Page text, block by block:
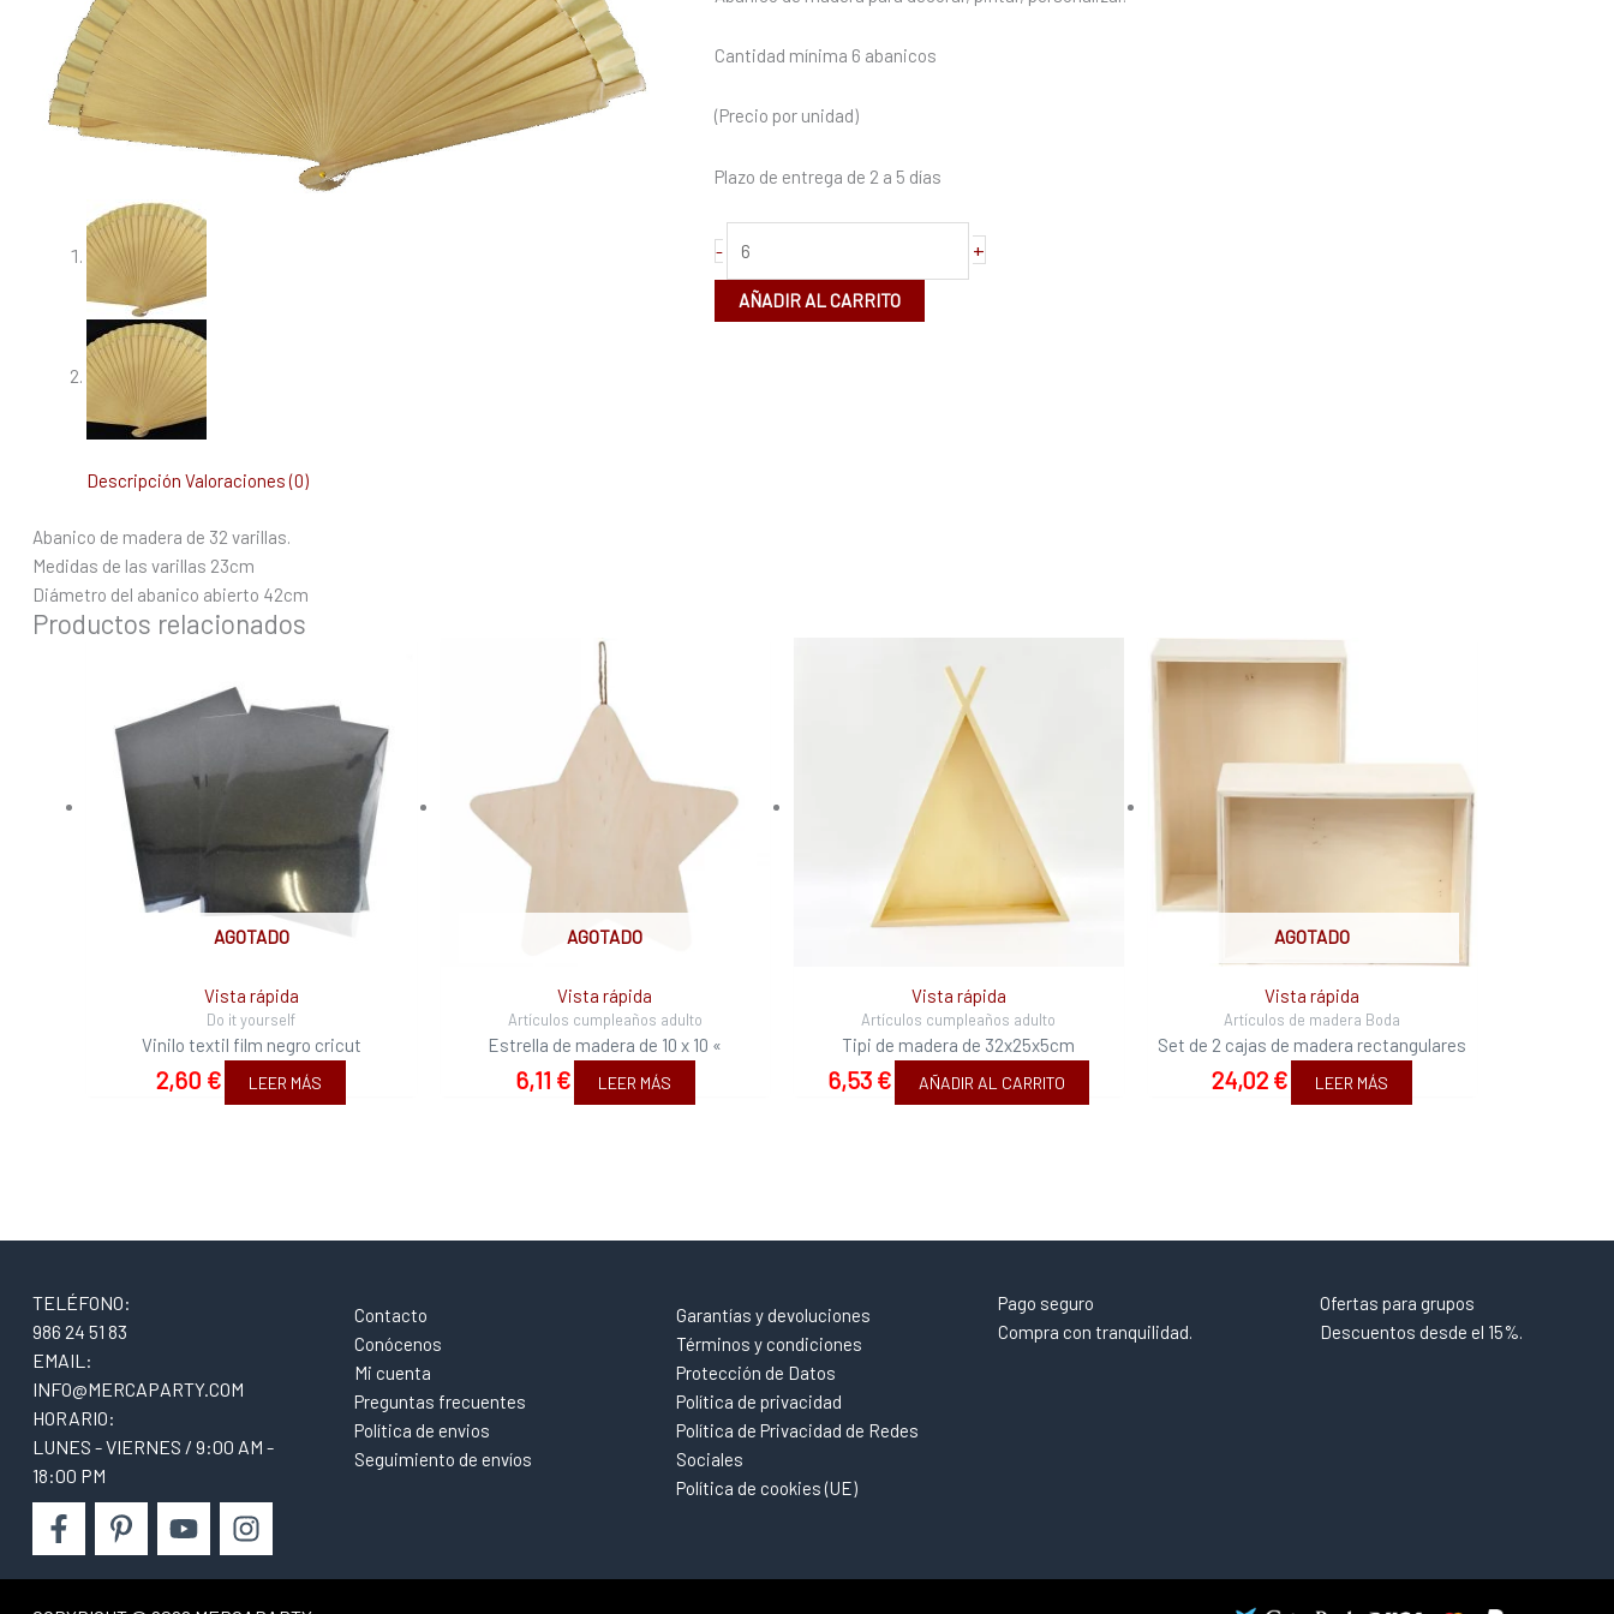
Cantidad mínima 6 abanicos
(Precio por unidad)
Plazo de entrega de 2 a 5 días
-
23cm
+
AÑADIR AL CARRITO
Descripción Valoraciones (0)
Abanico de madera de 32 varillas.
Medidas de las varillas 23cm
Diámetro del abanico abierto 42cm
Productos relacionados
AGOTADO
Vista rápida
Do it yourself
Vinilo textil film negro cricut
2,60 € LEER MÁS
AGOTADO
Vista rápida
Artículos cumpleaños adulto
Estrella de madera de 10 x 10 «
6,11 € LEER MÁS
Vista rápida
Artículos cumpleaños adulto
Tipi de madera de 32x25x5cm
6,53 € AÑADIR AL CARRITO
AGOTADO
Vista rápida
Artículos de madera Boda
Set de 2 cajas de madera rectangulares
24,02 € LEER MÁS
TELÉFONO:
986 24 51 83
EMAIL:
INFO@MERCAPARTY.COM
HORARIO:
LUNES - VIERNES / 9:00 AM -
18:00 PM
Contacto
Conócenos
Mi cuenta
Preguntas frecuentes
Política de envios
Seguimiento de envíos
Garantías y devoluciones
Términos y condiciones
Protección de Datos
Política de privacidad
Política de Privacidad de Redes
Sociales
Política de cookies (UE)
Pago seguro
Compra con tranquilidad.
Ofertas para grupos
Descuentos desde el 15%.